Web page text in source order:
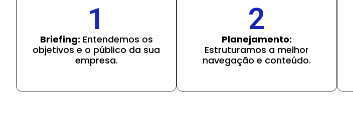
1
Briefing: Entendemos os
objetivos e o público da sua
empresa.
2
Planejamento:
Estruturamos a melhor
navegação e conteúdo.